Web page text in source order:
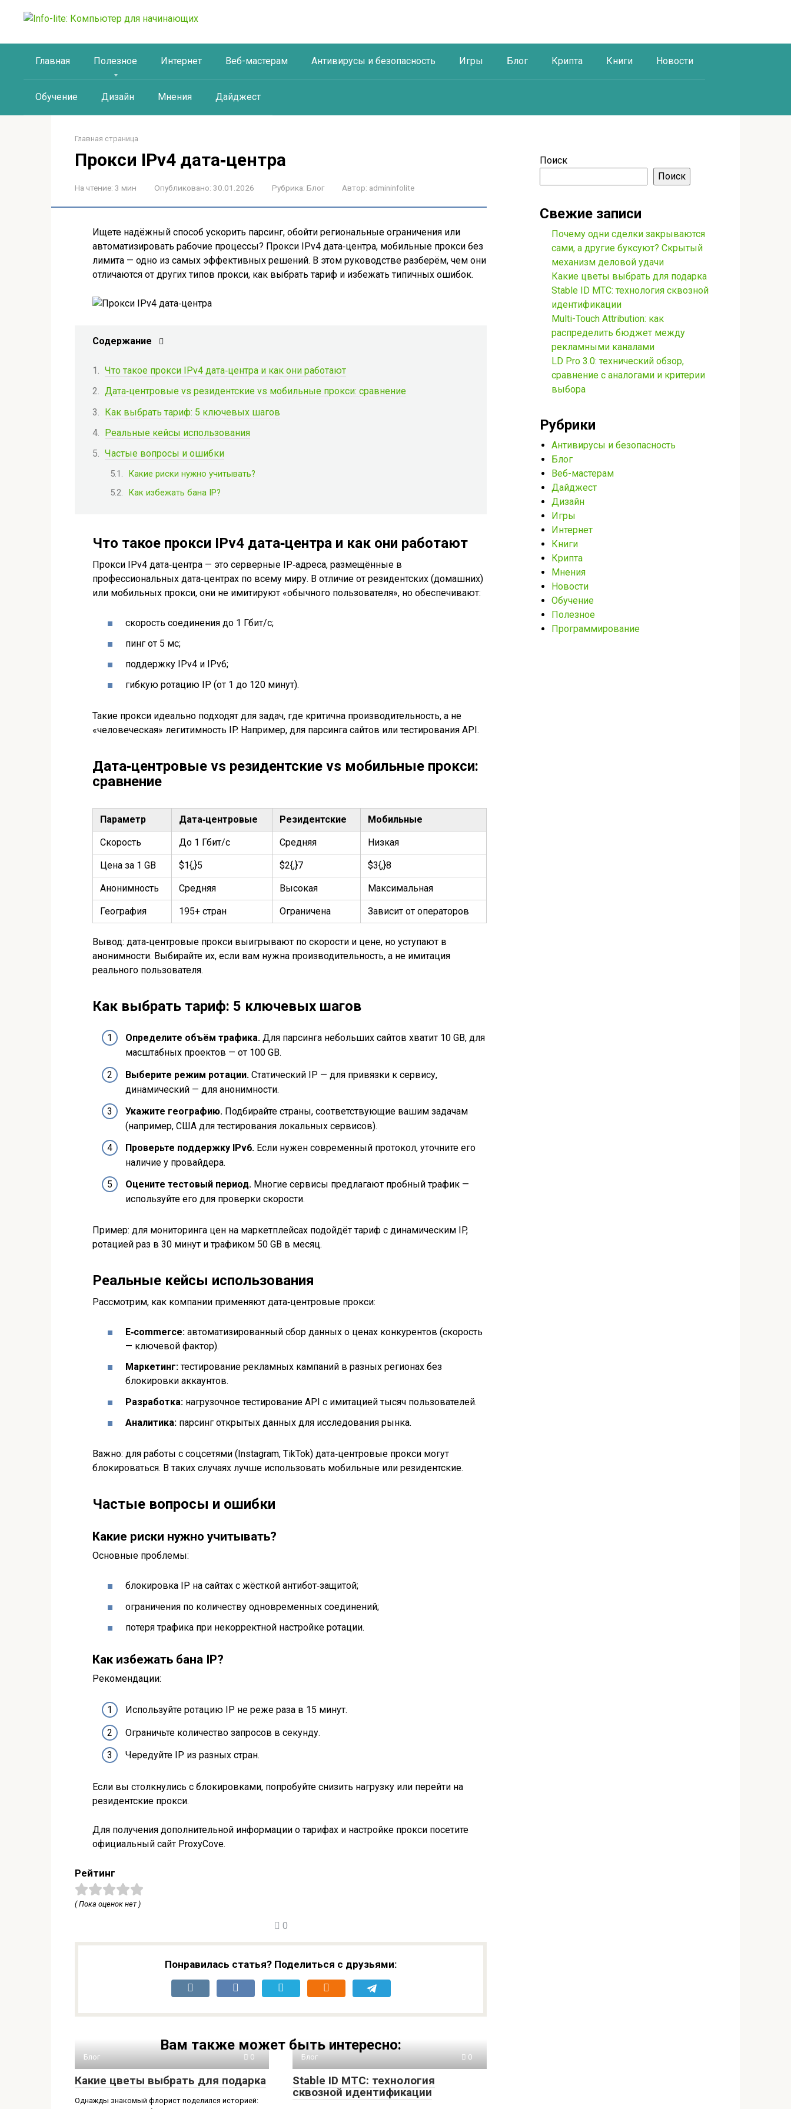
Главная Полезное Интернет Веб-мастерам Антивирусы и безопасность Игры Блог Крипта Книги Новости
Обучение Дизайн Мнения Дайджест
Главная страница
Прокси IPv4 дата‑центра
На чтение: 3 мин Опубликовано: 30.01.2026 Рубрика: Блог Автор: admininfolite
Ищете надёжный способ ускорить парсинг, обойти региональные ограничения или
автоматизировать рабочие процессы? Прокси IPv4 дата‑центра, мобильные прокси без
лимита — одно из самых эффективных решений. В этом руководстве разберём, чем они
отличаются от других типов прокси, как выбрать тариф и избежать типичных ошибок.
Содержание
Что такое прокси IPv4 дата‑центра и как они работают
Дата‑центровые vs резидентские vs мобильные прокси: сравнение
Как выбрать тариф: 5 ключевых шагов
Реальные кейсы использования
Частые вопросы и ошибки
Какие риски нужно учитывать?
Как избежать бана IP?
Что такое прокси IPv4 дата‑центра и как они работают
Прокси IPv4 дата‑центра — это серверные IP‑адреса, размещённые в
профессиональных дата‑центрах по всему миру. В отличие от резидентских (домашних)
или мобильных прокси, они не имитируют «обычного пользователя», но обеспечивают:
скорость соединения до 1 Гбит/с;
пинг от 5 мс;
поддержку IPv4 и IPv6;
гибкую ротацию IP (от 1 до 120 минут).
Такие прокси идеально подходят для задач, где критична производительность, а не
«человеческая» легитимность IP. Например, для парсинга сайтов или тестирования API.
Дата‑центровые vs резидентские vs мобильные прокси:
сравнение
Параметр Дата‑центровые Резидентские Мобильные
Скорость До 1 Гбит/с Средняя Низкая
Цена за 1 GB $1{,}5 $2{,}7 $3{,}8
Анонимность Средняя Высокая Максимальная
География 195+ стран Ограничена Зависит от операторов
Вывод: дата‑центровые прокси выигрывают по скорости и цене, но уступают в
анонимности. Выбирайте их, если вам нужна производительность, а не имитация
реального пользователя.
Как выбрать тариф: 5 ключевых шагов
Определите объём трафика. Для парсинга небольших сайтов хватит 10 GB, для
масштабных проектов — от 100 GB.
Выберите режим ротации. Статический IP — для привязки к сервису,
динамический — для анонимности.
Укажите географию. Подбирайте страны, соответствующие вашим задачам
(например, США для тестирования локальных сервисов).
Проверьте поддержку IPv6. Если нужен современный протокол, уточните его
наличие у провайдера.
Оцените тестовый период. Многие сервисы предлагают пробный трафик —
используйте его для проверки скорости.
Пример: для мониторинга цен на маркетплейсах подойдёт тариф с динамическим IP,
ротацией раз в 30 минут и трафиком 50 GB в месяц.
Реальные кейсы использования
Рассмотрим, как компании применяют дата‑центровые прокси:
E‑commerce: автоматизированный сбор данных о ценах конкурентов (скорость
— ключевой фактор).
Маркетинг:тестирование рекламных кампаний в разных регионах без
блокировки аккаунтов.
Разработка: нагрузочное тестирование API с имитацией тысяч пользователей.
Аналитика: парсинг открытых данных для исследования рынка.
Важно: для работы с соцсетями (Instagram, TikTok) дата‑центровые прокси могут
блокироваться. В таких случаях лучше использовать мобильные или резидентские.
Частые вопросы и ошибки
Какие риски нужно учитывать?
Основные проблемы:
блокировка IP на сайтах с жёсткой антибот‑защитой;
ограничения по количеству одновременных соединений;
потеря трафика при некорректной настройке ротации.
Как избежать бана IP?
Рекомендации:
Используйте ротацию IP не реже раза в 15 минут.
Ограничьте количество запросов в секунду.
Чередуйте IP из разных стран.
Если вы столкнулись с блокировками, попробуйте снизить нагрузку или перейти на
резидентские прокси.
Для получения дополнительной информации о тарифах и настройке прокси посетите
официальный сайт ProxyCove.
Рейтинг
( Пока оценок нет )
0
Понравилась статья? Поделиться с друзьями:
Вам также может быть интересно:
Блог 0
Какие цветы выбрать для подарка
Однажды знакомый флорист поделился историей:
Блог 0
Stable ID МТС: технология
сквозной идентификации
Поиск
Поиск
Свежие записи
Почему одни сделки закрываются
сами, а другие буксуют? Скрытый
механизм деловой удачи
Какие цветы выбрать для подарка
Stable ID МТС: технология сквозной
идентификации
Multi-Touch Attribution: как
распределить бюджет между
рекламными каналами
LD Pro 3.0: технический обзор,
сравнение с аналогами и критерии
выбора
Рубрики
Антивирусы и безопасность
Блог
Веб-мастерам
Дайджест
Дизайн
Игры
Интернет
Книги
Крипта
Мнения
Новости
Обучение
Полезное
Программирование